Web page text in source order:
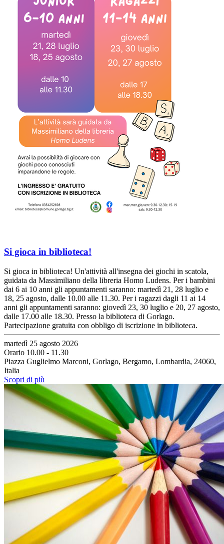
Si gioca in biblioteca!
Si gioca in biblioteca! Un'attività all'insegna dei giochi in scatola,
guidata da Massimiliano della libreria Homo Ludens. Per i bambini
dai 6 ai 10 anni gli appuntamenti saranno: martedì 21, 28 luglio e
18, 25 agosto, dalle 10.00 alle 11.30. Per i ragazzi dagli 11 ai 14
anni gli appuntamenti saranno: giovedì 23, 30 luglio e 20, 27 agosto,
dalle 17.00 alle 18.30. Presso la biblioteca di Gorlago.
Partecipazione gratuita con obbligo di iscrizione in biblioteca.
martedì 25 agosto 2026
Orario 10.00 - 11.30
Piazza Guglielmo Marconi, Gorlago, Bergamo, Lombardia, 24060,
Italia
Scopri di più